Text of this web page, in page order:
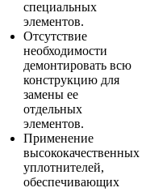
специальных
элементов.
Отсутствие
необходимости
демонтировать всю
конструкцию для
замены ее
отдельных
элементов.
Применение
высококачественных
уплотнителей,
обеспечивающих